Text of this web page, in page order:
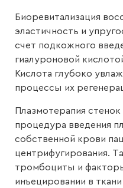
Биоревитализация
эластичность и
счет подкожного
гиалуроновой
Кислота глубоко
процессы их
Плазмотерапия
процедура введения
собственной крови
центрифугирования.
тромбоциты и
инъецировании в